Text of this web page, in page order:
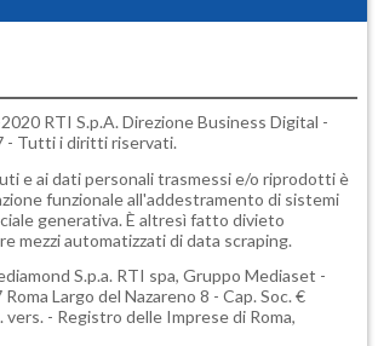
RTI S.p.A. Direzione Business Digital -
- Tutti i diritti riservati.
e ai dati personali trasmessi e/o riprodotti è
funzionale all'addestramento di sistemi
generativa. È altresì fatto divieto
mezzi automatizzati di data scraping.
S.p.a. RTI spa, Gruppo Mediaset -
Largo del Nazareno 8 - Cap. Soc. €
- Registro delle Imprese di Roma,